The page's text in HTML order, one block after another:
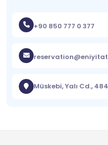
+90 850 777 0 377
Müskebi, Yalı Cd.,